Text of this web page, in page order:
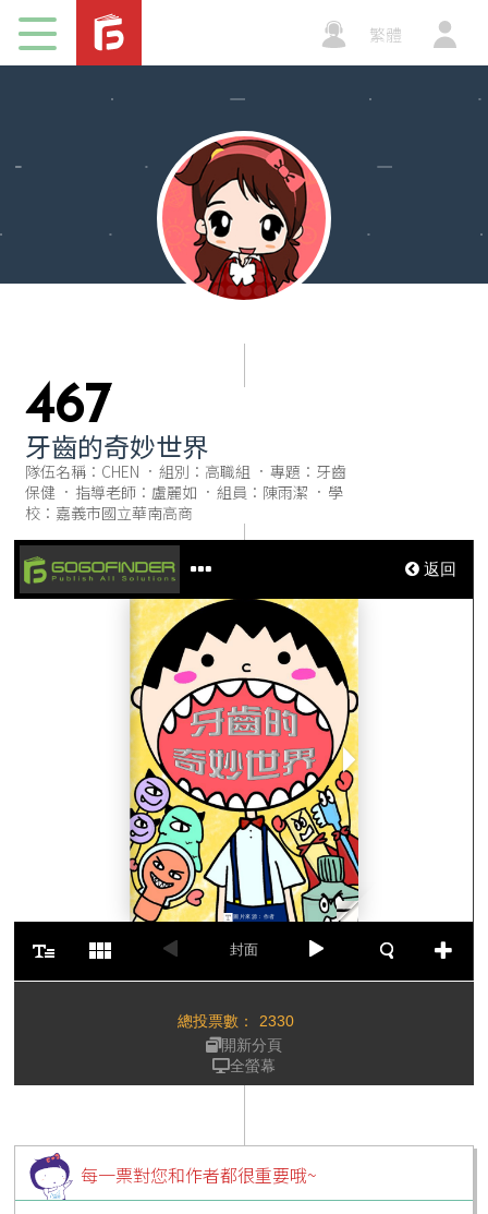
子刊物
加值平
繁體
467
牙齒的奇妙世界
隊伍名稱：CHEN 組別：高職組
專題：牙齒
保健
指導老師：盧麗如 組員：陳雨潔
學
校：嘉義市國立華南高商
總投票數：
2330
開新分頁
全螢幕
每一票對您和作者都很重要哦~